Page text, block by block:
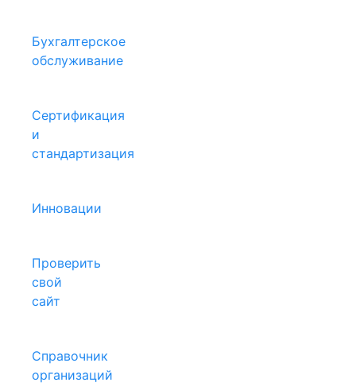
Бухгалтерское
обслуживание
Сертификация
и
стандартизация
Инновации
Проверить
свой
сайт
Справочник
организаций